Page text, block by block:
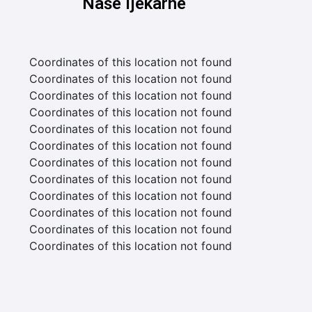
Coordinates of this location not found
Coordinates of this location not found
Coordinates of this location not found
Coordinates of this location not found
Coordinates of this location not found
Coordinates of this location not found
Coordinates of this location not found
Coordinates of this location not found
Coordinates of this location not found
Coordinates of this location not found
Coordinates of this location not found
Coordinates of this location not found